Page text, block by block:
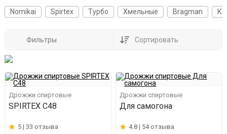
Nomikai
Spirtex Турбо Хмельные Bragman
Фильтры Сортировать
Дрожжи спиртовые
SPIRTEX C48
5 | 33 отзыва
Дрожжи спиртовые
Для самогона
4.8 | 54 отзыва